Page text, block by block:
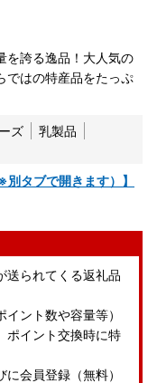
を誇る逸品！大人気の
ではの特産品をたっぷ
ズ
乳製品
タブで開きます）】
送られてくる返礼品
ント数や容量等）
ポイント交換時に特
会員登録（無料）